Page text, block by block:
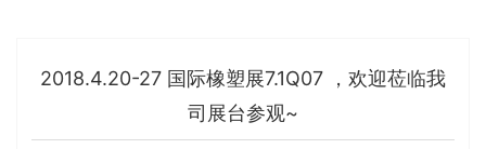
2018.4.20-27 国际橡塑展7.1Q07 ，欢迎莅临我
司展台参观~